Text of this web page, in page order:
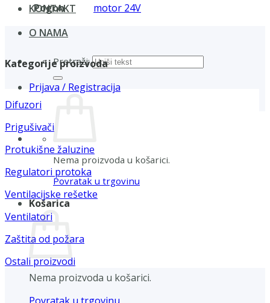
KONTAKT
O NAMA
Pretraži:
Prijava / Registracija
Nema proizvoda u košarici.
Povratak u trgovinu
Košarica
Nema proizvoda u košarici.
Pogon motor 24V
Kategorije proizvoda
Difuzori
Prigušivači
Protukišne žaluzine
Regulatori protoka
Ventilacijske rešetke
Ventilatori
Zaštita od požara
Ostali proizvodi